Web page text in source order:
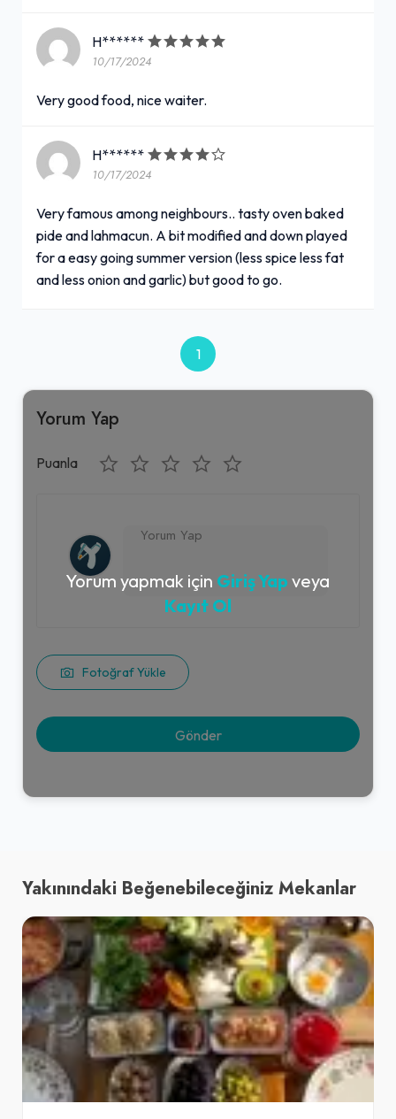
H******
10/17/2024
Very good food, nice waiter.
H******
10/17/2024
Very famous among neighbours.. tasty oven baked
pide and lahmacun. A bit modified and down played
for a easy going summer version (less spice less fat
and less onion and garlic) but good to go.
1
Yorum Yap
Puanla
Fotoğraf Yükle
Yorum yapmak için Giriş Yap veya
Kayıt Ol
Yakınındaki Beğenebileceğiniz Mekanlar